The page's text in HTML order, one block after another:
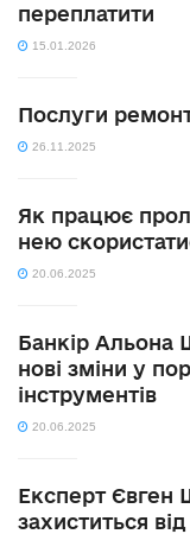
переплатити
15.01.2026
Послуги
26.11.2025
Як працює
нею
20.06.2025
Банкір Альона
нові зміни у
інструментів
20.06.2025
Експерт Євген
захиститься